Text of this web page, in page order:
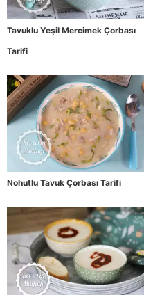
Tavuklu Yeşil Mercimek Çorbası
Tarifi
Nohutlu Tavuk Çorbası Tarifi